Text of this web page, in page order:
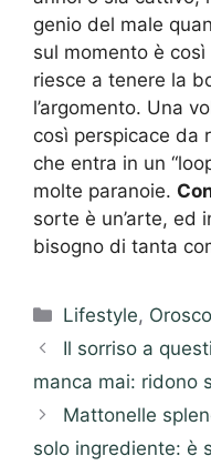
genio del male
sul momento è
riesce a tenere la
l’argomento. Una
così perspicace da
che entra in un
molte paranoie.
sorte è un’arte, ed
bisogno di tanta
Categorie
Lifestyle,
Il sorriso a
manca mai: ridono
Mattonelle
solo ingrediente: è